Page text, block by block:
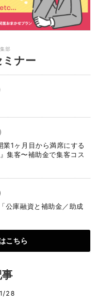
部
ナー
1ヶ月目から満席にする
集客〜補助金で集客コス
公庫融資と補助金／助成
こちら
事
28